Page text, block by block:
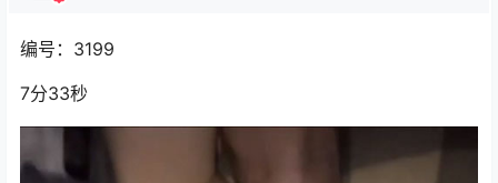
编号：3199
7分33秒